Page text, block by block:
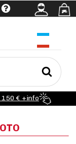
150 € +info